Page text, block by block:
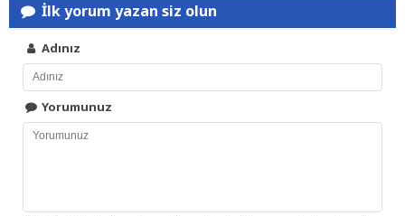
İlk yorum yazan siz olun
Adınız
Yorumunuz